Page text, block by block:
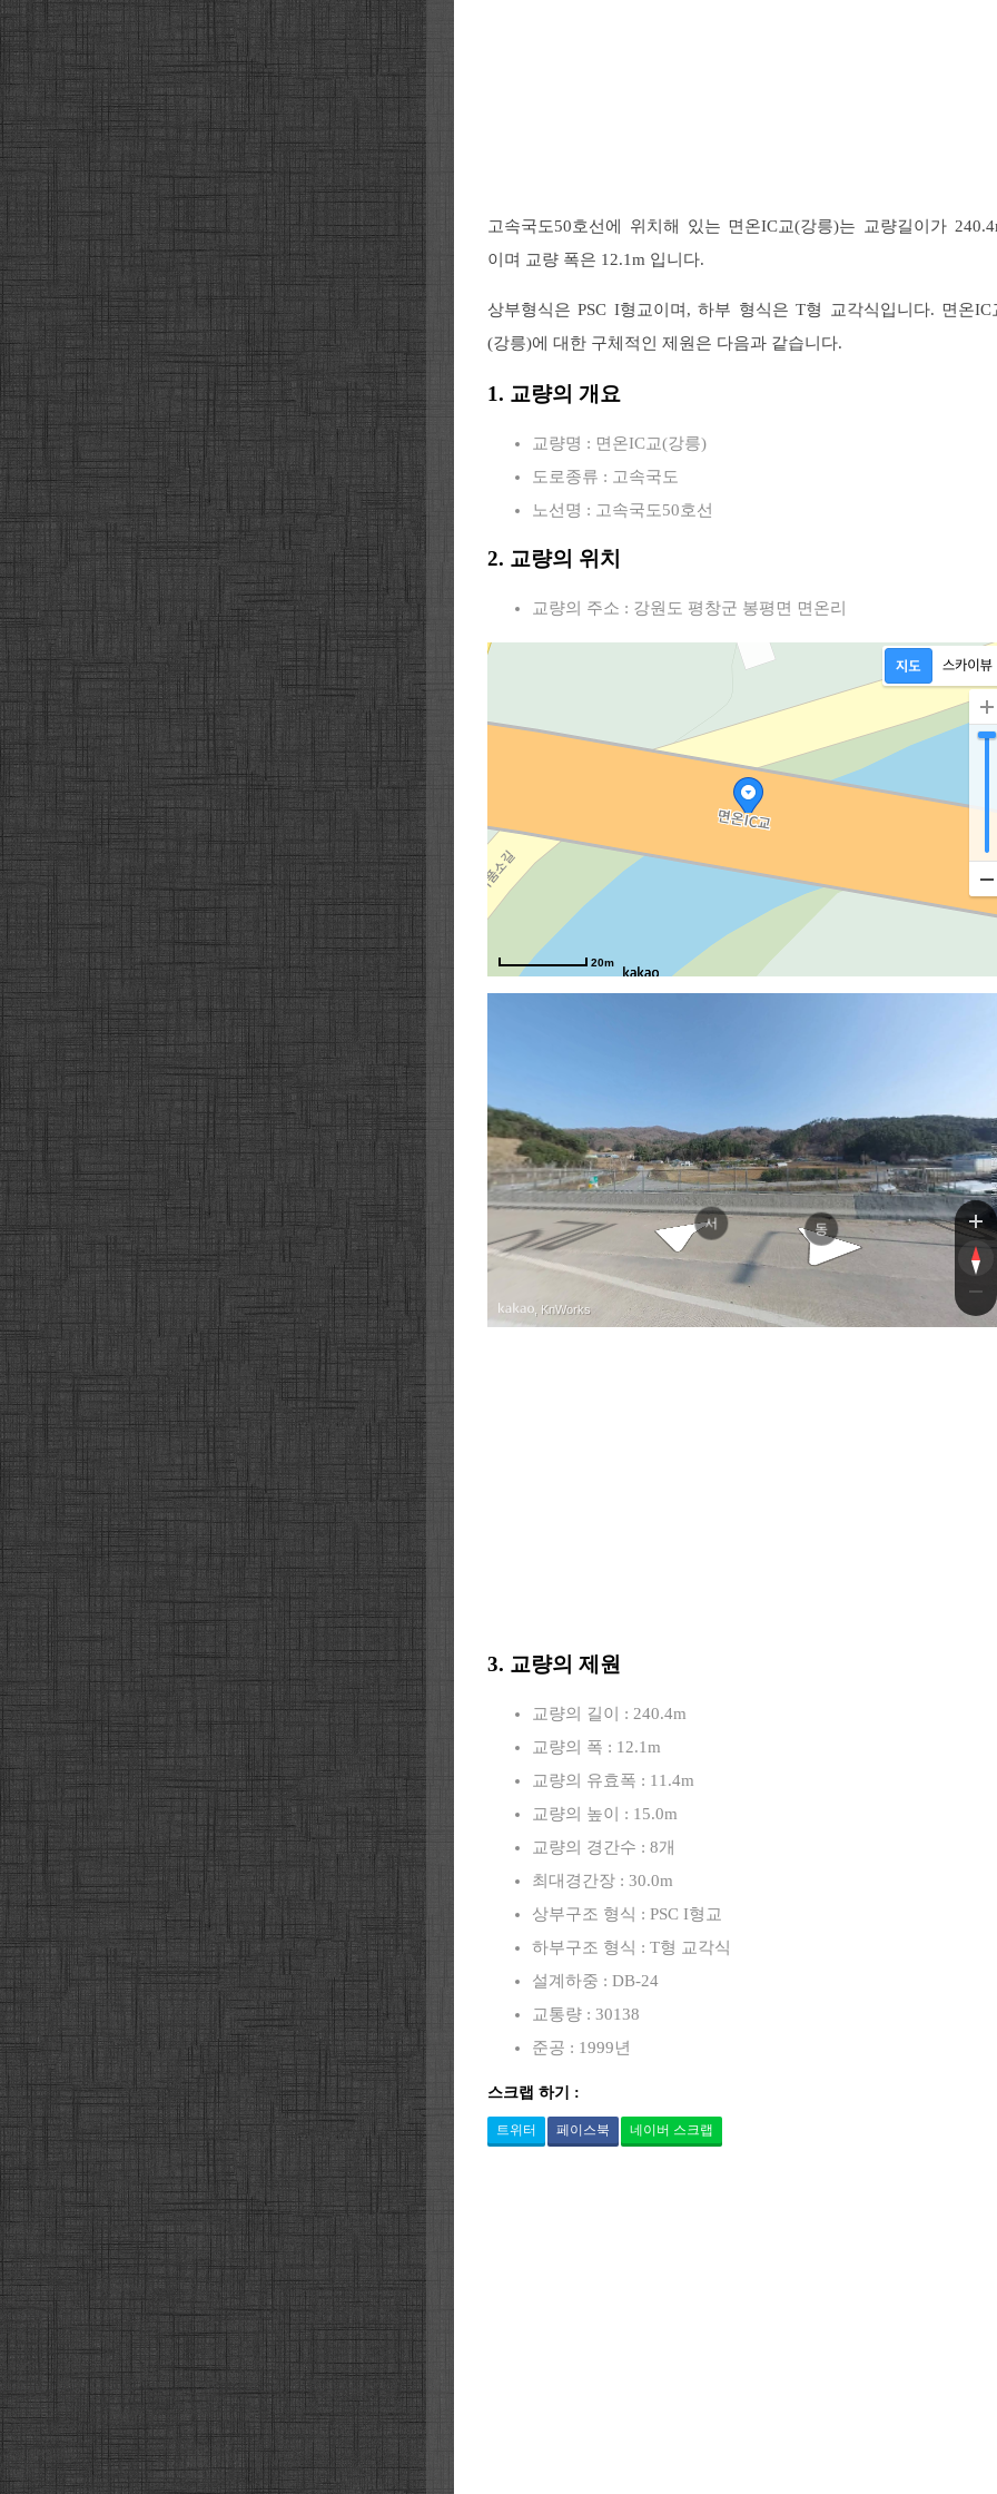
고속국도50호선에 위치해 있는 면온IC교(강릉)는 교량길이가
이며 교량 폭은 12.1m 입니다.
상부형식은 PSC I형교이며, 하부 형식은 T형 교각식입니다. 면온IC
(강릉)에 대한 구체적인 제원은 다음과 같습니다.
1. 교량의 개요
교량명 : 면온IC교(강릉)
도로종류 : 고속국도
노선명 : 고속국도50호선
2. 교량의 위치
교량의 주소 : 강원도 평창군 봉평면 면온리
20m
거품
영동고속도로
서 동
, KnWorks
3. 교량의 제원
교량의 길이 : 240.4m
교량의 폭 : 12.1m
교량의 유효폭 : 11.4m
교량의 높이 : 15.0m
교량의 경간수 : 8개
최대경간장 : 30.0m
상부구조 형식 : PSC I형교
하부구조 형식 : T형 교각식
설계하중 : DB-24
교통량 : 30138
준공 : 1999년
스크랩 하기 :
트위터 페이스북 네이버 스크랩